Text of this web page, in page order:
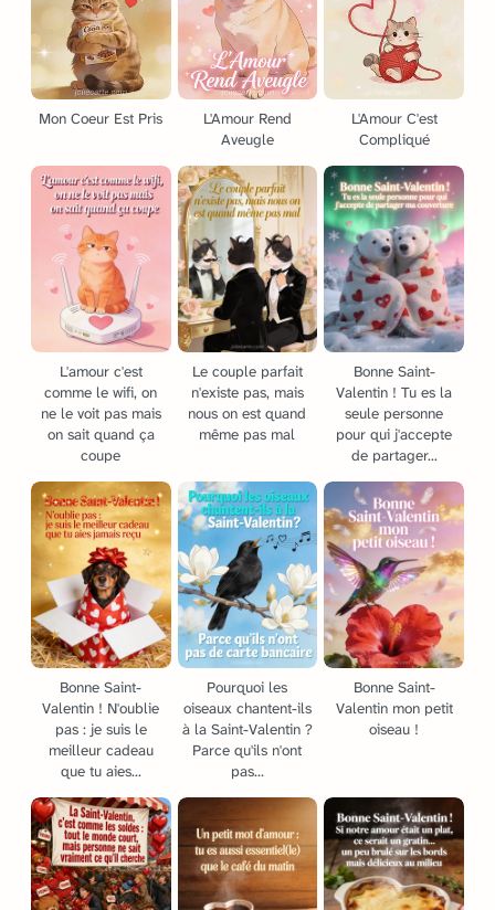
Mon Coeur Est Pris
L'Amour Rend
Aveugle
L'Amour C'est
Compliqué
L'amour c'est
comme le wifi, on
ne le voit pas mais
on sait quand ça
coupe
Le couple parfait
n'existe pas, mais
nous on est quand
même pas mal
Bonne Saint-
Valentin ! Tu es la
seule personne
pour qui j'accepte
de partager...
Bonne Saint-
Valentin ! N'oublie
pas : je suis le
meilleur cadeau
que tu aies...
Pourquoi les
oiseaux chantent-ils
à la Saint-Valentin ?
Parce qu'ils n'ont
pas...
Bonne Saint-
Valentin mon petit
oiseau !